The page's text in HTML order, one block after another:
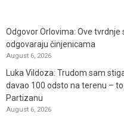
Odgovor Orlovima: ​Ove
odgovaraju činjenicama
August 6, 2026
Luka Vildoza: Trudom sam
davao 100 odsto na terenu –
Partizanu
August 6, 2026